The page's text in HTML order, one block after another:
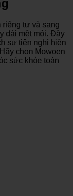
riêng tư và sang
dài mệt mỏi. Đây
sự tiện nghi hiện
chọn Mowoen
sức khỏe toàn